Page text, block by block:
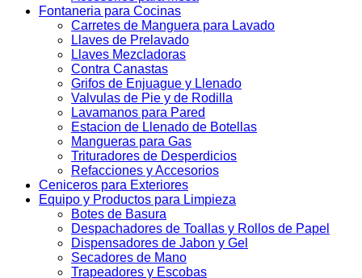
Fontaneria para Cocinas
Carretes de Manguera para Lavado
Llaves de Prelavado
Llaves Mezcladoras
Contra Canastas
Grifos de Enjuague y Llenado
Valvulas de Pie y de Rodilla
Lavamanos para Pared
Estacion de Llenado de Botellas
Mangueras para Gas
Trituradores de Desperdicios
Refacciones y Accesorios
Ceniceros para Exteriores
Equipo y Productos para Limpieza
Botes de Basura
Despachadores de Toallas y Rollos de Papel
Dispensadores de Jabon y Gel
Secadores de Mano
Trapeadores y Escobas